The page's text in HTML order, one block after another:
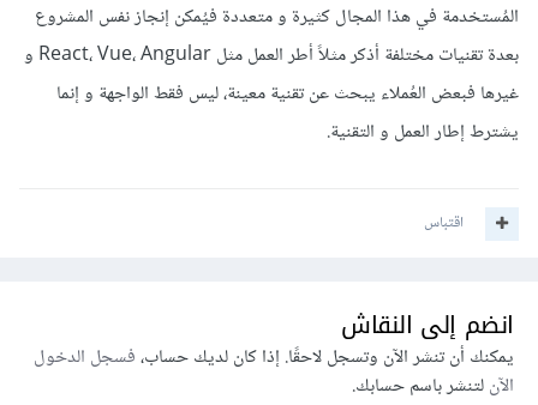
المُستخدمة في هذا المجال كثيرة و متعددة فيُمكن إنجاز نفس المشروع
بعدة تقنيات مختلفة أذكر مثلاً أطر العمل مثل React، Vue، Angular و
غيرها فبعض العُملاء يبحث عن تقنية معينة، ليس فقط الواجهة و إنما
يشترط إطار العمل و التقنية.
اقتباس
انضم إلى النقاش
يمكنك أن تنشر الآن وتسجل لاحقًا. إذا كان لديك حساب،فسجل الدخول
الآنلتنشر باسم حسابك.